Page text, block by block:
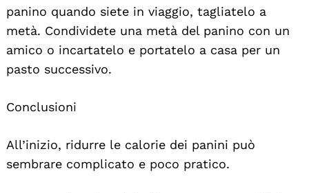
panino quando siete in viaggio, tagliatelo a
metà. Condividete una metà del panino con un
amico o incartatelo e portatelo a casa per un
pasto successivo.
Conclusioni
All’inizio, ridurre le calorie dei panini può
sembrare complicato e poco pratico.